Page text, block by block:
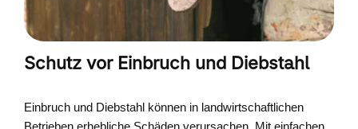
Schutz vor Einbruch und Diebstahl
Einbruch und Diebstahl können in landwirtschaftlichen